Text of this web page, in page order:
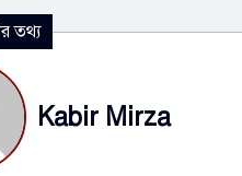
তথ্য
Kabir Mirza